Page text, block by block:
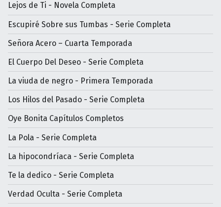
Lejos de Ti - Novela Completa
Escupiré Sobre sus Tumbas - Serie Completa
Señora Acero – Cuarta Temporada
El Cuerpo Del Deseo - Serie Completa
La viuda de negro - Primera Temporada
Los Hilos del Pasado - Serie Completa
Oye Bonita Capítulos Completos
La Pola - Serie Completa
La hipocondríaca - Serie Completa
Te la dedico - Serie Completa
Verdad Oculta - Serie Completa